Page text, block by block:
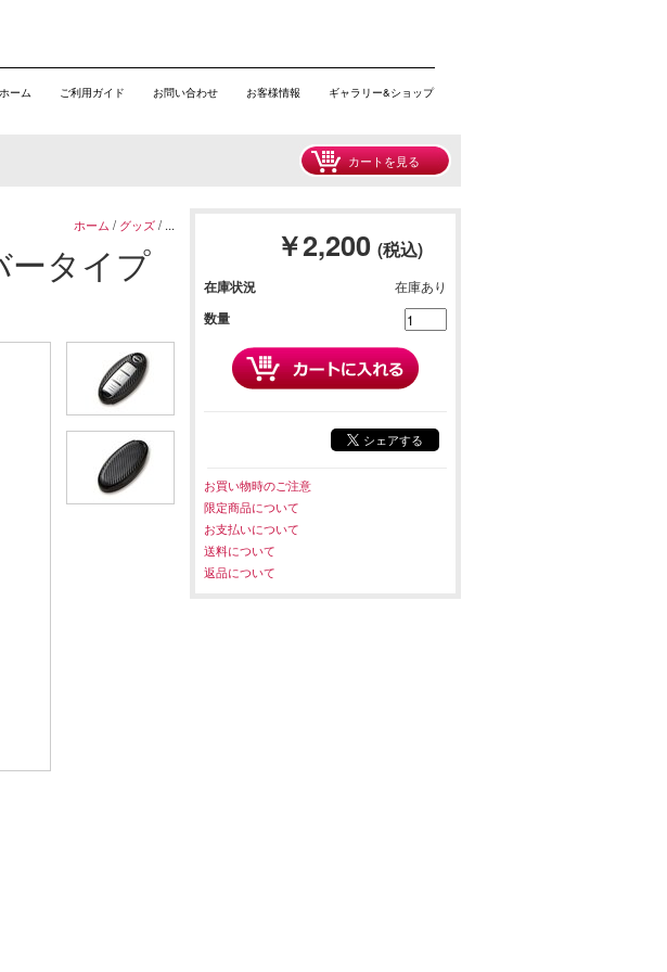
ギャラリー&ショップ
お客様情報
お問い合わせ
ご利用ガイド
ホーム
カートを見る
ホーム / グッズ/ ...
ータイプ ￥2,200 (税込)
在庫状況 在庫あり
数量
シェアする
お買い物時のご注意
限定商品について
お支払いについて
送料について
返品について